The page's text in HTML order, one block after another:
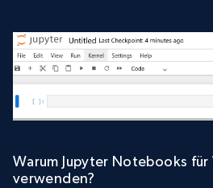
Warum Jupyter Notebooks für
verwenden?